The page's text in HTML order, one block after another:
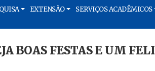
EXTENSÃO SERVIÇOS ACADÊMICOS
BOAS FESTAS E UM